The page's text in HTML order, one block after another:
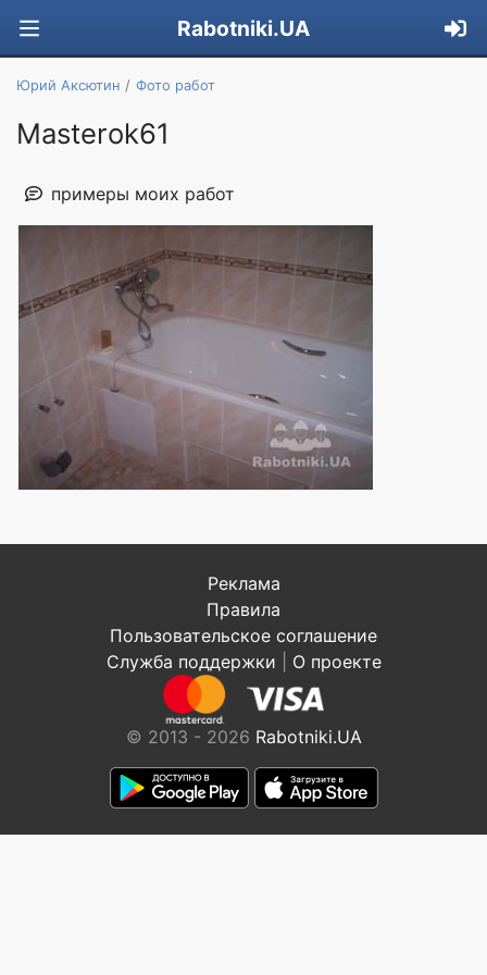
Rabotniki.UA
Юрий Аксютин Фото работ
Masterok61
примеры моих работ
Реклама
Правила
Пользовательское соглашение
Служба поддержки
О проекте
© 2013 - 2026 Rabotniki.UA